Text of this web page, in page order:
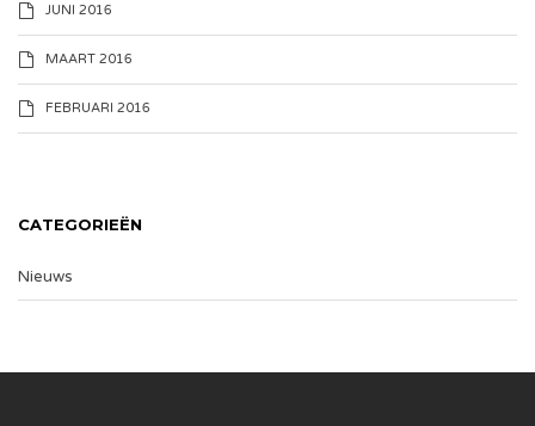
JUNI 2016
MAART 2016
FEBRUARI 2016
CATEGORIEËN
Nieuws